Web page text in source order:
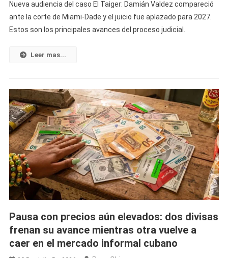
Damián
Valdez
Ante
El
Juicio
Por
La
Muerte
De
El
Taiger
Vuelve
A
Retrasarse:
Fue
Lo
Que
Nueva audiencia del caso El Taiger: Damián Valdez compareció
ante la corte de Miami-Dade y el juicio fue aplazado para 2027.
Estos son los principales avances del proceso judicial.
Leer mas...
Pausa con precios aún elevados: dos divisas
frenan su avance mientras otra vuelve a
caer en el mercado informal cubano